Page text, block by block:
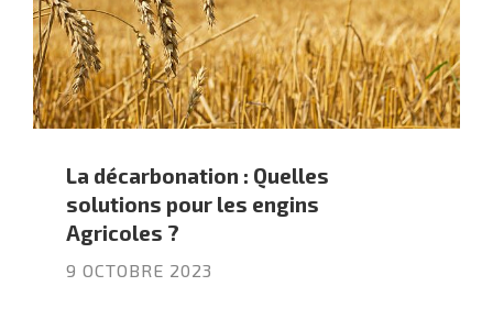
La décarbonation : Quelles
solutions pour les engins
Agricoles ?
9 OCTOBRE 2023